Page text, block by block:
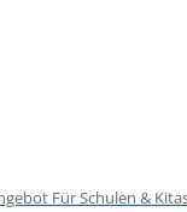
Für Schulen &